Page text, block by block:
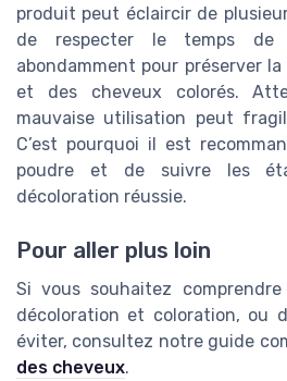
produit peut éclaircir de
de respecter le temps
abondamment pour préserver
et des cheveux colorés.
mauvaise utilisation peut
C’est pourquoi il est
poudre et de suivre les
décoloration réussie.
Pour aller plus loin
Si vous souhaitez
décoloration et coloration, ou
éviter, consultez notre guide
des cheveux.